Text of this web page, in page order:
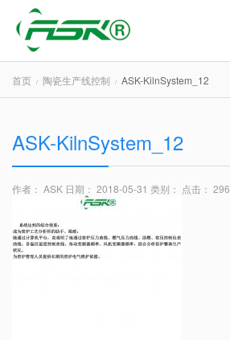
首页 陶瓷生产线控制 ASK-KilnSystem_12
ASK-KilnSystem_12
作者： ASK 日期： 2018-05-31 类别： 点击： 296